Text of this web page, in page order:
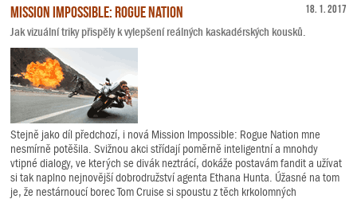
18. 1. 2017
Mission Impossible: Rogue Nation
Jak vizuální triky přispěly k vylepšení reálných kaskadérských kousků.
Stejně jako díl předchozí, i nová Mission Impossible: Rogue Nation mne
nesmírně potěšila. Svižnou akci střídají poměrně inteligentní a mnohdy
vtipné dialogy, ve kterých se divák neztrácí, dokáže postavám fandit a užívat
si tak naplno nejnovější dobrodružství agenta Ethana Hunta. Úžasné na tom
je, že nestárnoucí borec Tom Cruise si spoustu z těch krkolomných